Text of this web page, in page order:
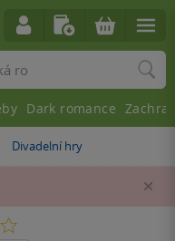
»
Divadelní hry
Dark romance